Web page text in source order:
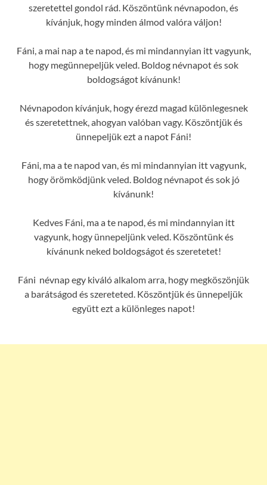
szeretettel gondol rád. Köszöntünk névnapodon, és
kívánjuk, hogy minden álmod valóra váljon!
Fáni, a mai nap a te napod, és mi mindannyian itt vagyunk,
hogy megünnepeljük veled. Boldog névnapot és sok
boldogságot kívánunk!
Névnapodon kívánjuk, hogy érezd magad különlegesnek
és szeretettnek, ahogyan valóban vagy. Köszöntjük és
ünnepeljük ezt a napot Fáni!
Fáni, ma a te napod van, és mi mindannyian itt vagyunk,
hogy örömködjünk veled. Boldog névnapot és sok jó
kívánunk!
Kedves Fáni, ma a te napod, és mi mindannyian itt
vagyunk, hogy ünnepeljünk veled. Köszöntünk és
kívánunk neked boldogságot és szeretetet!
Fáni névnap egy kiváló alkalom arra, hogy megköszönjük
a barátságod és szereteted. Köszöntjük és ünnepeljük
együtt ezt a különleges napot!